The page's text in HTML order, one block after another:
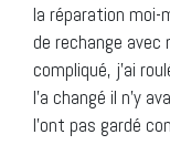
la réparation moi-
de rechange avec
compliqué, j’ai
l’a changé il n’y
l’ont pas gardé